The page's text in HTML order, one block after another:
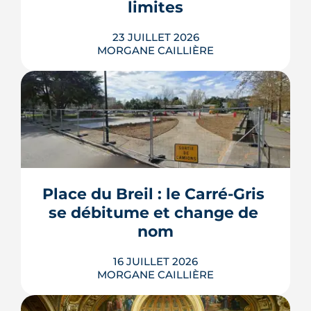
LIRE L'ARTICLE
limites
23 JUILLET 2026
MORGANE CAILLIÈRE
Les travaux modificatifs acquéreur
(TMA) permettent de personnaliser les
plans d'un logement en VEFA, sous
réserve de la faisabilité technique et de
l'accord du promoteur. Distincts des
livraison, ces aménagements
s'encadrent par un contrat spécifique
Place du Breil : le Carré-Gris
se débitume et change de
nom
16 JUILLET 2026
MORGANE CAILLIÈRE